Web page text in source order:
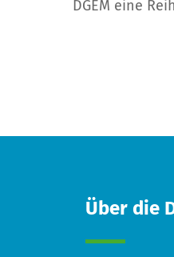
DGEM eine
Über die